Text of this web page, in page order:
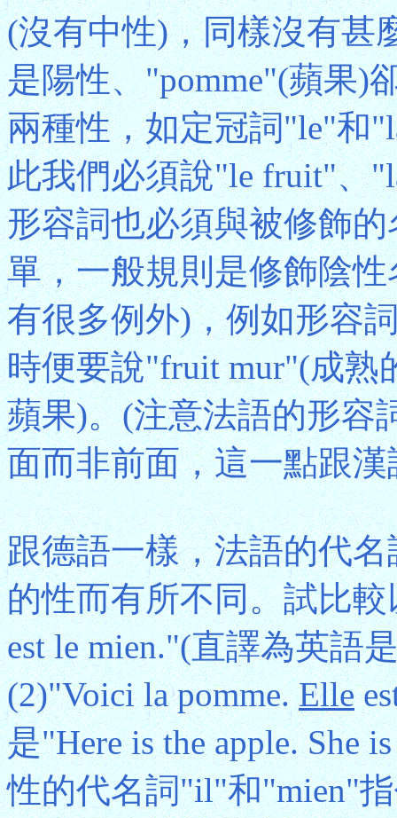
(沒有中性)，同樣沒有甚
是陽性、"pomme"(蘋果)
兩種性，如定冠詞"le"和
此我們必須說"le fruit"、
形容詞也必須與被修飾
單，一般規則是修飾陰
有很多例外)，例如形容
時便要說"fruit mur"(成熟
蘋果)。(注意法語的形容
面而非前面，這一點跟
跟德語一樣，法語的代
的性而有所不同。試比
est le mien."(直譯為英語
(2)"Voici la pomme.Elle
是"Here is the apple. She
性的代名詞"il"和"mien"